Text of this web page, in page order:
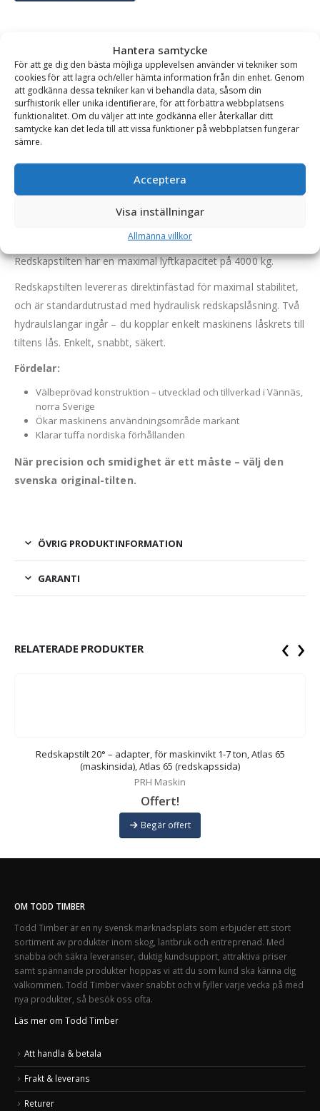
Hantera samtycke
För att ge dig den bästa möjliga upplevelsen använder vi tekniker som
cookies för att lagra och/eller hämta information från din enhet. Genom
att godkänna dessa tekniker kan vi behandla data, såsom din
surfhistorik eller unika identifierare, för att förbättra webbplatsens
funktionalitet. Om du väljer att inte godkänna eller återkallar ditt
samtycke kan det leda till att vissa funktioner på webbplatsen fungerar
sämre.
Acceptera
Visa inställningar
Allmänna villkor
Redskapstilt 20° – direktinfäst, för maskinvikt 1-7 ton,
Stora BM (redskapssida)
Alltid rätt vinkel – oavsett markens lutning!
redskapstilt från Vännäs står du aldrig fel till. Det hydrauliskt
ställbara fästet tiltar hela 20° i sidled och låter dig jobba som
vanligt även vid kraftiga lutningar eller ojämnt underlag.
Perfekt vid sopning, pall- och snöhantering, planeringsarbeten
Redskapstilten har en maximal lyftkapacitet på 4000 kg.
Redskapstilten levereras direktinfästad för maximal stabilitet,
och är standardutrustad med hydraulisk redskapslåsning. Två
hydraulslangar ingår – du kopplar enkelt maskinens låskrets till
tiltens lås. Enkelt, snabbt, säkert.
Fördelar:
Välbeprövad konstruktion – utvecklad och tillverkad i Vännäs,
norra Sverige
Ökar maskinens användningsområde markant
Klarar tuffa nordiska förhållanden
När precision och smidighet är ett måste – välj den
svenska original-tilten.
ÖVRIG PRODUKTINFORMATION
GARANTI
RELATERADE PRODUKTER
Redskapstilt 20° – adapter, för maskinvikt 1-7 ton, Atlas 65
(maskinsida), Atlas 65 (redskapssida)
PRH Maskin
Offert!
Begär offert
‹ ›
OM TODD TIMBER
Todd Timber är en ny svensk marknadsplats som erbjuder ett stort
sortiment av produkter inom skog, lantbruk och entreprenad. Med
snabba och säkra leveranser, duktig kundsupport, attraktiva priser
samt spännande produkter hoppas vi att du som kund ska känna dig
välkommen. Todd Timber växer snabbt och vi fyller varje vecka på med
nya produkter, så besök oss ofta.
Läs mer om Todd Timber
Att handla & betala
Frakt & leverans
Returer